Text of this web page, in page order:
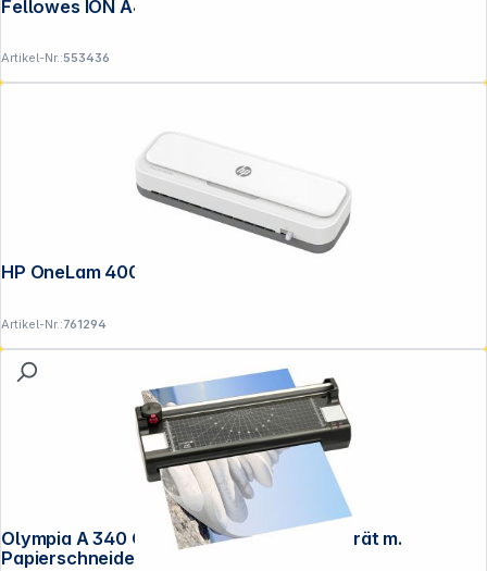
Artikel-Nr.:553436
HP OneLam 400 A4
Artikel-Nr.:761294
Olympia A 340 Combo DIN A3 Laminiergerät m.
Papierschneider